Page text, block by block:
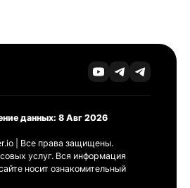
данных: 8 Авг 2026
| Все права защищены.
услуг. Вся информация
носит ознакомительный